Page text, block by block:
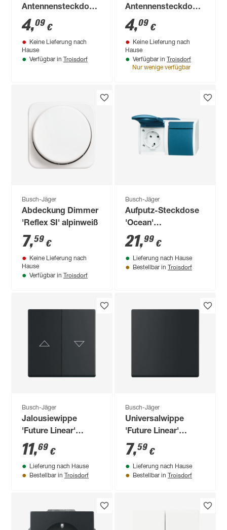
Antennensteckdose
'Duro' weiß
4,09 €
Keine Lieferung nach
Hause
Verfügbar in Troisdorf
Antennensteckdose
'Duro' cremeweiß
4,09 €
Keine Lieferung nach
Hause
Verfügbar in Troisdorf
Nur wenige verfügbar
Busch-Jäger
Abdeckung Dimmer
'Reflex SI' alpinweiß
7,59 €
Keine Lieferung nach
Hause
Verfügbar in Troisdorf
Busch-Jäger
Aufputz-Steckdose
'Ocean'
grau/blaugrün 2-
fach mit
Klappdeckel
21,99 €
Lieferung nach Hause
Bestellbar in Troisdorf
Busch-Jäger
Jalousiewippe
'Future Linear'
mattschwarz
11,69 €
Lieferung nach Hause
Bestellbar in Troisdorf
Busch-Jäger
Universalwippe
'Future Linear'
mattschwarz
7,59 €
Lieferung nach Hause
Bestellbar in Troisdorf